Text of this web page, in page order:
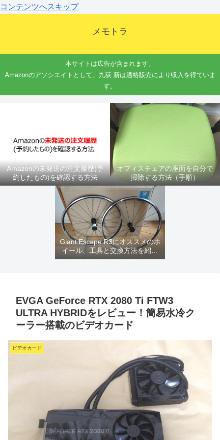
コンテンツへスキップ
メモトラ
本サイトは広告が含まれます。
Amazonのアソシエイトとして、九荻 新は適格販売により収入を得ていま
す。
Amazonの未発送の注文履歴(予
約したもの)を確認する方法
オフィスチェアの座面を自分で
掃除する方法（手順）
Giant Escape R3にオススメのホ
イール、工具と交換方法を紹介
するよ
EVGA GeForce RTX 2080 Ti FTW3
ULTRA HYBRIDをレビュー！簡易水冷ク
ーラー搭載のビデオカード
ビデオカード